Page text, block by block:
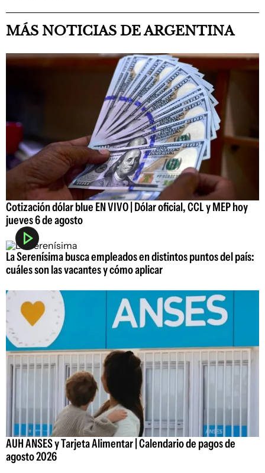
MÁS NOTICIAS DE ARGENTINA
Cotización dólar blue EN VIVO | Dólar oficial, CCL y MEP hoy
jueves 6 de agosto
La Serenísima busca empleados en distintos puntos del país:
cuáles son las vacantes y cómo aplicar
AUH ANSES y Tarjeta Alimentar | Calendario de pagos de
agosto 2026